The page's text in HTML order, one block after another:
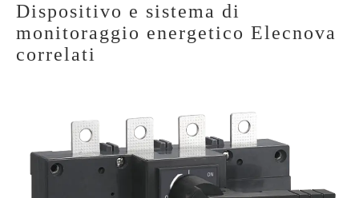
Dispositivo e sistema di
monitoraggio energetico Elecnova
correlati